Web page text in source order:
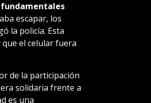
fundamentales
escapar, los
la policía. Esta
el celular fuera
de la participación
solidaria frente a
es una